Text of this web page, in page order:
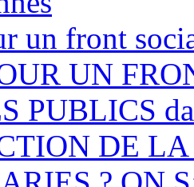
un front
UN
PUBLICS
DE